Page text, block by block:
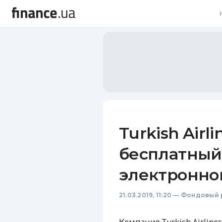
Turkish
21.03.2019, 11:20 — Фондовый